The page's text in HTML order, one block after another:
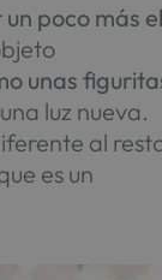
poco más
unas
luz nueva.
al
es un